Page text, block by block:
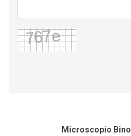
Microscopio